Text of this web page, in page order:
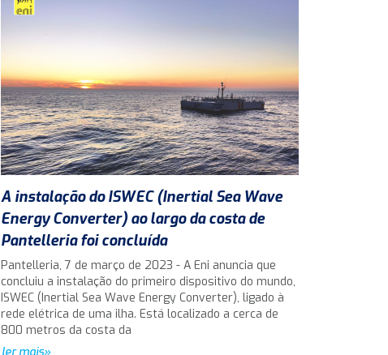
A instalação do ISWEC (Inertial Sea Wave
Energy Converter) ao largo da costa de
Pantelleria foi concluída
Pantelleria, 7 de março de 2023 - A Eni anuncia que
concluiu a instalação do primeiro dispositivo do mundo,
ISWEC (Inertial Sea Wave Energy Converter), ligado à
rede elétrica de uma ilha. Está localizado a cerca de
800 metros da costa da